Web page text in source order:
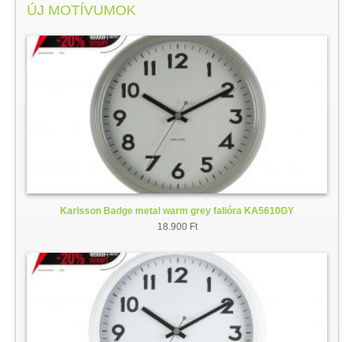
ÚJ MOTÍVUMOK
Karlsson Badge metal warm grey falióra KA5610GY
18.900 Ft